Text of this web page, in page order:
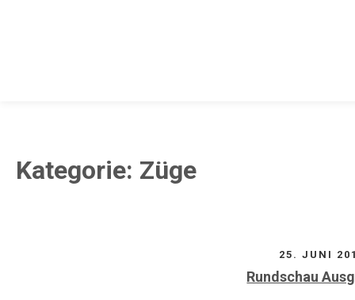
Kategorie: Züge
25. JUNI
Rundschau